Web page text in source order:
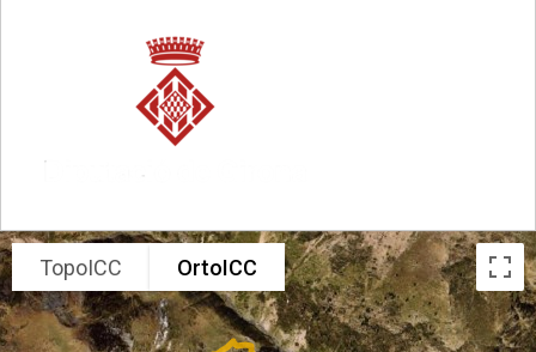
TopoICC OrtoICC